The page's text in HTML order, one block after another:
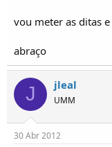
vou meter as ditas
abraço
J jleal
UMM
30 Abr 2012